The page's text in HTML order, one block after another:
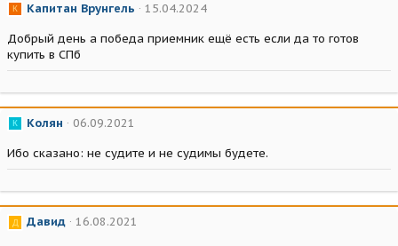
К Капитан Врунгель 15.04.2024
Добрый день а победа приемник ещё есть если да то готов
купить в СПб
К Колян 06.09.2021
Ибо сказано: не судите и не судимы будете.
Д Давид 16.08.2021